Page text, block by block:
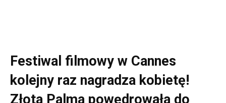
Festiwal filmowy w Cannes
kolejny raz nagradza kobietę!
Złota Palma powędrowała do